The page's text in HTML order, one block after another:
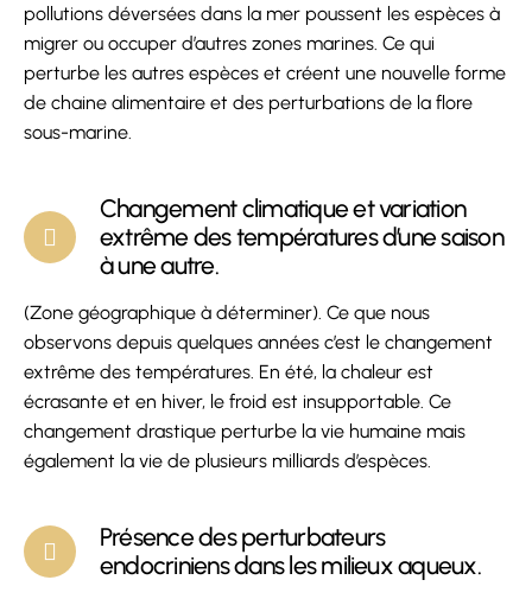
pollutions déversées dans la mer poussent les espèces à
migrer ou occuper d’autres zones marines. Ce qui
perturbe les autres espèces et créent une nouvelle forme
de chaine alimentaire et des perturbations de la flore
sous-marine.
Changement climatique et variation
extrême des températures d’une saison
à une autre.
(Zone géographique à déterminer). Ce que nous
observons depuis quelques années c’est le changement
extrême des températures. En été, la chaleur est
écrasante et en hiver, le froid est insupportable. Ce
changement drastique perturbe la vie humaine mais
également la vie de plusieurs milliards d’espèces.
Présence des perturbateurs
endocriniens dans les milieux aqueux.